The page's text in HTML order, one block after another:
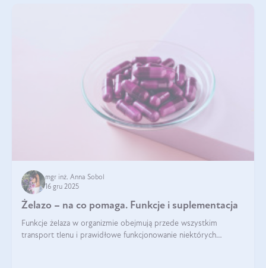
mgr inż. Anna Sobol
16 gru 2025
Żelazo – na co pomaga. Funkcje i suplementacja
Funkcje żelaza w organizmie obejmują przede wszystkim
transport tlenu i prawidłowe funkcjonowanie niektórych